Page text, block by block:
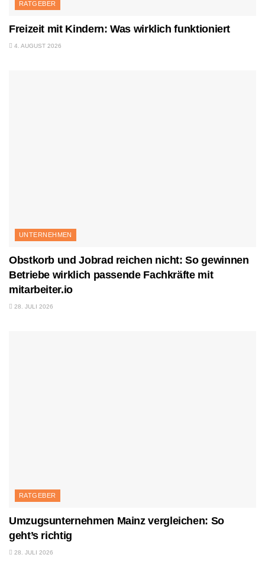
RATGEBER
Freizeit mit Kindern: Was wirklich funktioniert
4. AUGUST 2026
UNTERNEHMEN
Obstkorb und Jobrad reichen nicht: So gewinnen
Betriebe wirklich passende Fachkräfte mit
mitarbeiter.io
28. JULI 2026
RATGEBER
Umzugsunternehmen Mainz vergleichen: So
geht’s richtig
28. JULI 2026